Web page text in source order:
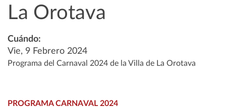
La Orotava
Cuándo:
Vie, 9 Febrero 2024
Programa del Carnaval 2024 de la Villa de La Orotava
PROGRAMA CARNAVAL 2024